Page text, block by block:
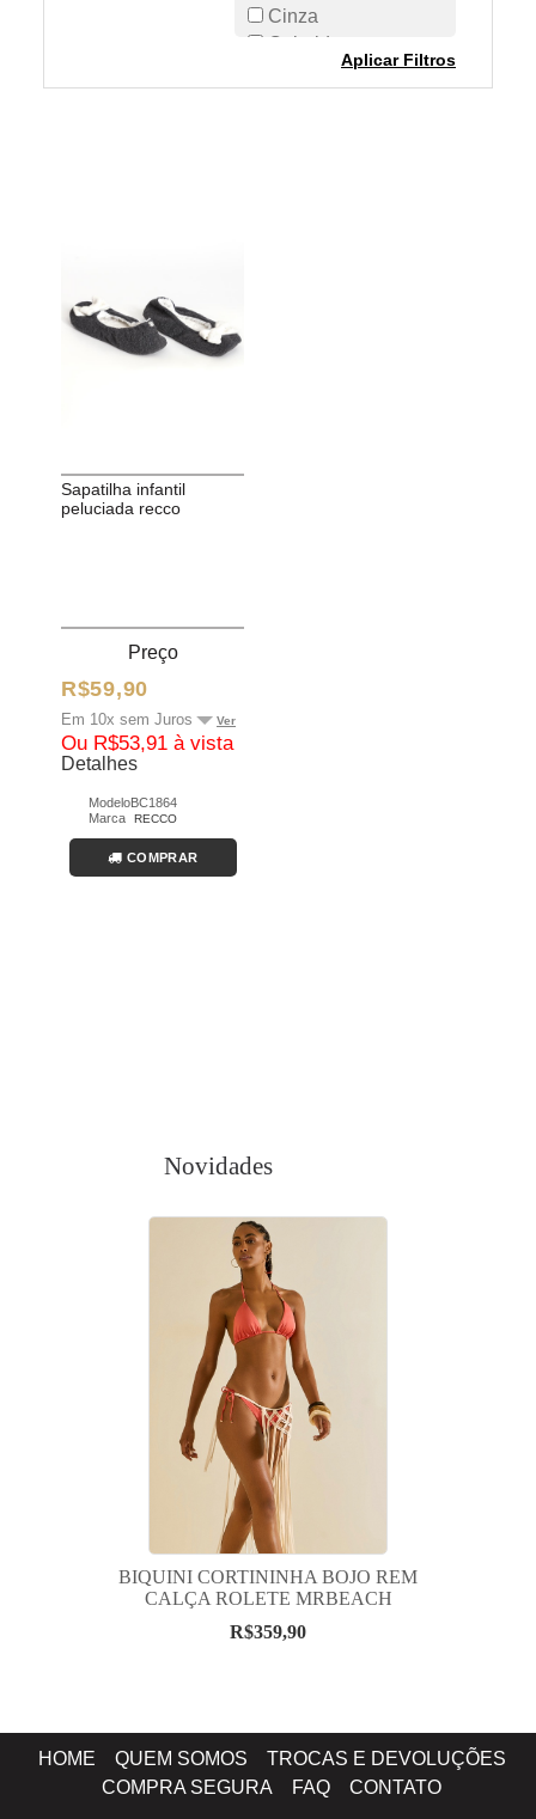
Tam M
Único
Cinza
Colorido
Aplicar Filtros
sapatilha infantil
peluciada recco
ModeloBC1864
Marca
RECCO
Preço
R$59,90
Em 10x sem Juros Ver
Ou R$53,91 à vista
COMPRAR
Detalhes
Novidades
BIQUINI CORTININHA BOJO REM
CALÇA ROLETE MRBEACH
R$359,90
HOME QUEM SOMOS
TROCAS E DEVOLUÇÕES
COMPRA SEGURA
FAQ CONTATO